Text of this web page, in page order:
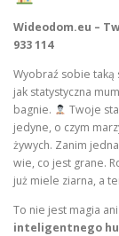
Wideodom.eu –
933 114
Wyobraź sobie taką
jak statystyczna
bagnie.
Twoje
jedyne, o czym
żywych. Zanim
wie, co jest grane.
już miele ziarna, a
To nie jest magia
inteligentnego